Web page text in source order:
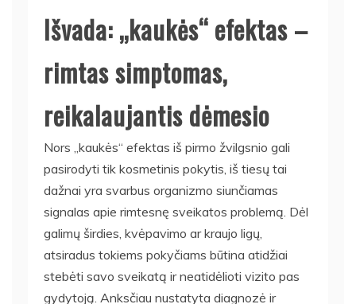
Išvada: „kaukės“ efektas –
rimtas simptomas,
reikalaujantis dėmesio
Nors „kaukės“ efektas iš pirmo žvilgsnio gali
pasirodyti tik kosmetinis pokytis, iš tiesų tai
dažnai yra svarbus organizmo siunčiamas
signalas apie rimtesnę sveikatos problemą. Dėl
galimų širdies, kvėpavimo ar kraujo ligų,
atsiradus tokiems pokyčiams būtina atidžiai
stebėti savo sveikatą ir neatidėlioti vizito pas
gydytoją. Anksčiau nustatyta diagnozė ir